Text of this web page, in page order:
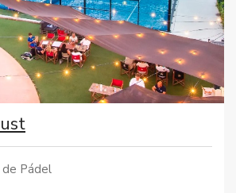
Pádel